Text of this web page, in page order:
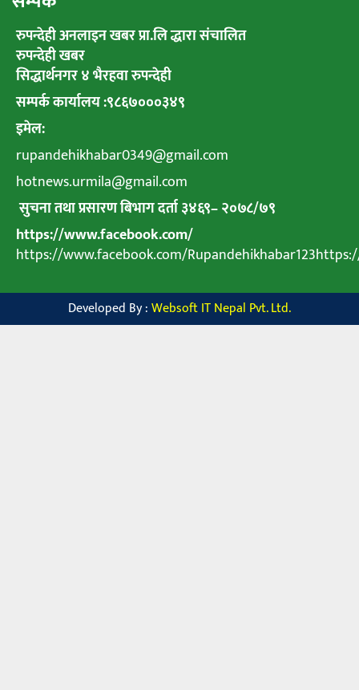
रुपन्देही अनलाइन खबर प्रा.लि द्धारा संचालित
रुपन्देही खबर
सिद्धार्थनगर ४ भैरहवा रुपन्देही
सम्पर्क कार्यालय :९८६७०००३४९
इमेल:
rupandehikhabar0349@gmail.com
hotnews.urmila@gmail.com
सुचना तथा प्रसारण बिभाग दर्ता ३४६९–२०७८/७९
https://www.facebook.com/
https://www.facebook.com/
Developed By :Websoft IT Nepal Pvt. Ltd.